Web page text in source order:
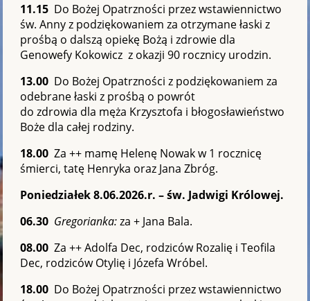
11.15 Do Bożej Opatrzności przez wstawiennictwo
św. Anny z podziękowaniem za otrzymane łaski z
prośbą o dalszą opiekę Bożą i zdrowie dla
Genowefy Kokowicz z okazji 90 rocznicy urodzin.
13.00 Do Bożej Opatrzności z podziękowaniem za
odebrane łaski z prośbą o powrót
do zdrowia dla męża Krzysztofa i błogosławieństwo
Boże dla całej rodziny.
18.00 Za ++ mamę Helenę Nowak w 1 rocznicę
śmierci, tatę Henryka oraz Jana Zbróg.
Poniedziałek 8.06.2026.r. – św. Jadwigi Królowej.
06.30 Gregorianka:za + Jana Bala.
08.00 Za ++ Adolfa Dec, rodziców Rozalię i Teofila
Dec, rodziców Otylię i Józefa Wróbel.
18.00 Do Bożej Opatrzności przez wstawiennictwo